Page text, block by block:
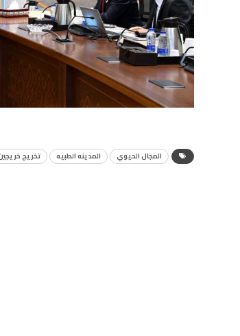
المجال الحيوي المدينه الطبيه تخريج